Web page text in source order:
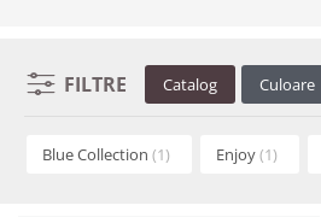
FILTRE Catalog Culoare
Blue Collection (1) Enjoy(1)